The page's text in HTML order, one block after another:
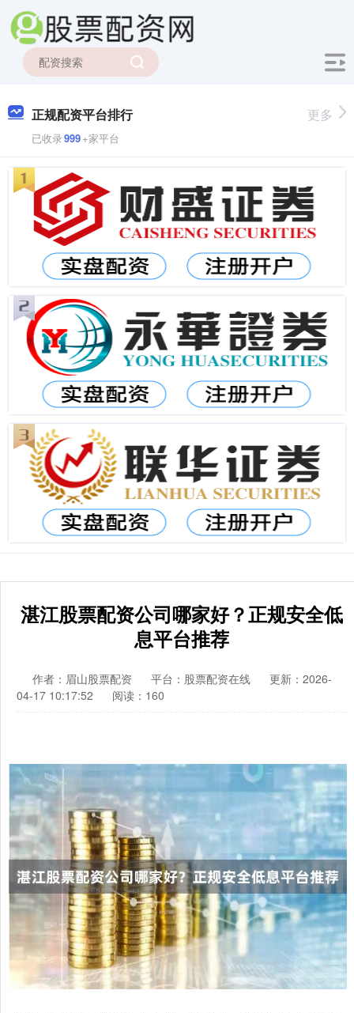
正规配资平台排行
已收录999+家平台
更多
湛江股票配资公司哪家好？正规安全低
息平台推荐
作者：眉山股票配资 平台：股票配资在线
更新：2026-
04-17 10:17:52
阅读：160